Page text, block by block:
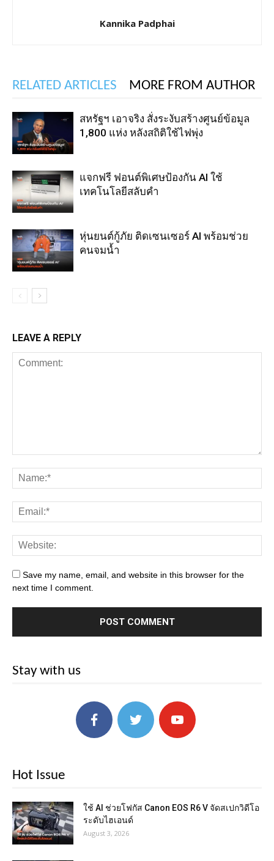
Kannika Padphai
RELATED ARTICLES MORE FROM AUTHOR
สหรัฐฯ เอาจริง สั่งระงับสร้างศูนย์ข้อมูล
1,800 แห่ง หลังสถิติใช้ไฟพุ่ง
แจกฟรี ฟอนต์พิเศษป้องกัน AI ใช้
เทคโนโลยีสลับคำ
หุ่นยนต์กู้ภัย ติดเซนเซอร์ AI พร้อมช่วย
คนจมน้ำ
LEAVE A REPLY
Save my name, email, and website in this browser for the
next time I comment.
Stay with us
Hot Issue
ใช้ AI ช่วยโฟกัส Canon EOS R6 V จัดสเปกวิดีโอ
ระดับไฮเอนด์
August 3, 2026